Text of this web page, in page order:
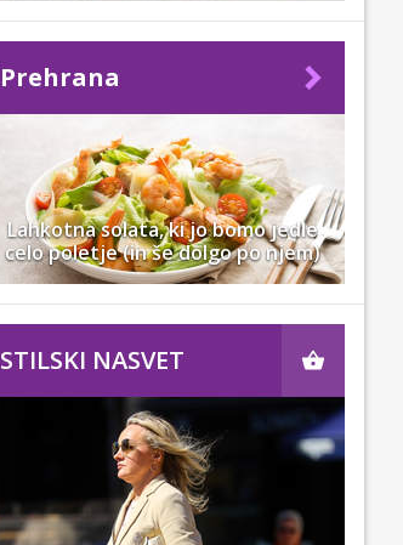
Prehrana
Lahkotna solata, ki jo bomo jedle
celo poletje (in še dolgo po njem)
STILSKI NASVET